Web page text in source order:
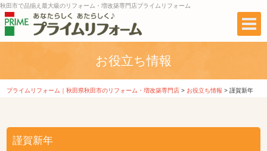
秋田市で品揃え最大級のリフォーム・増改築専門店プライムリフォーム
お役立ち情報
プライムリフォーム｜秋田県秋田市のリフォーム・増改築専門店 > お役立ち情報 >謹賀新年
謹賀新年